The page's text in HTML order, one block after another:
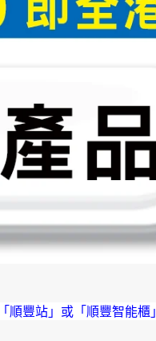
豐站」或「順豐智能櫃」